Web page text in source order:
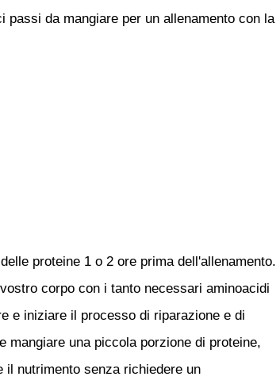
da mangiare per un allenamento con la
proteine ​​1 o 2 ore prima dell'allenamento.
corpo con i tanto necessari aminoacidi
e iniziare il processo di riparazione e di
mangiare una piccola porzione di proteine,
il nutrimento senza richiedere un